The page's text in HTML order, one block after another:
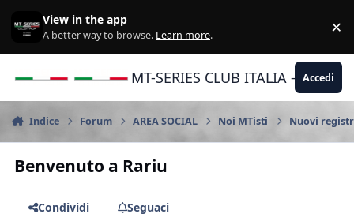
View in the app
A better way to browse. Learn more. ×
MT-SERIES CLUB ITALIA -Accedi
Indice Forum AREA SOCIAL Noi MTisti Nuovi
Benvenuto a Rariu
Condividi
Seguaci